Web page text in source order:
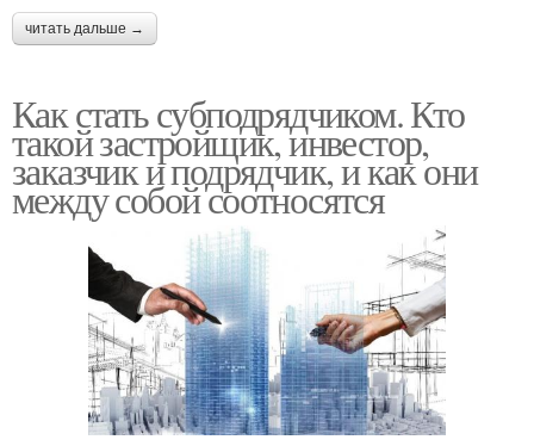
читать дальше →
Как стать субподрядчиком. Кто
такой застройщик, инвестор,
заказчик и подрядчик, и как они
между собой соотносятся